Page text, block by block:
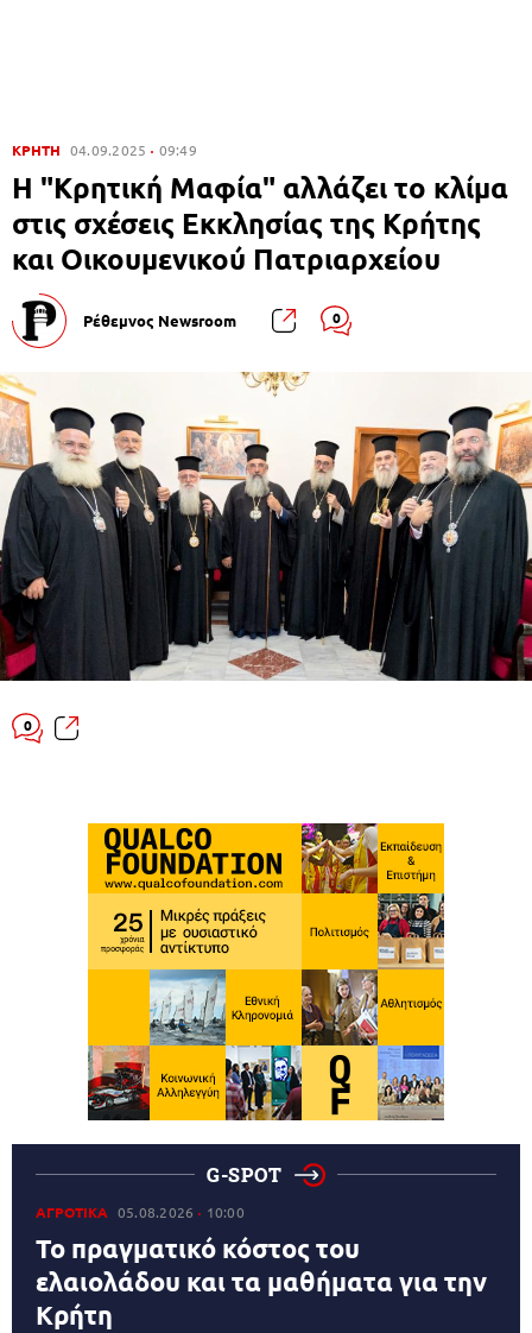
ΚΡΗΤΗ 04.09.2025 09:49
Η "Κρητική Μαφία" αλλάζει το κλίμα
στις σχέσεις Εκκλησίας της Κρήτης
και Οικουμενικού Πατριαρχείου
Ρέθεμνος Newsroom 0
0
G-SPOT
ΑΓΡΟΤΙΚΑ 05.08.2026 10:00
Το πραγματικό κόστος του
ελαιολάδου και τα μαθήματα για την
Κρήτη